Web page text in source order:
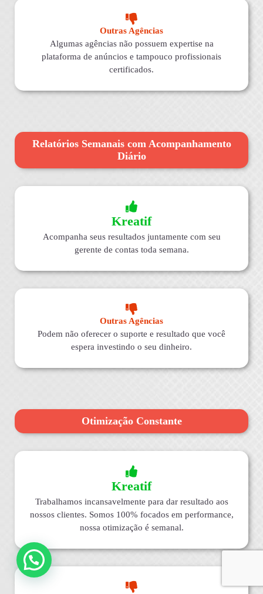
Outras Agências
Algumas agências não possuem expertise na
plataforma de anúncios e tampouco profissionais
certificados.
Relatórios Semanais com Acompanhamento
Diário
Kreatif
Acompanha seus resultados juntamente com seu
gerente de contas toda semana.
Outras Agências
Podem não oferecer o suporte e resultado que você
espera investindo o seu dinheiro.
Otimização Constante
Kreatif
Trabalhamos incansavelmente para dar resultado aos
nossos clientes. Somos 100% focados em performance,
nossa otimização é semanal.